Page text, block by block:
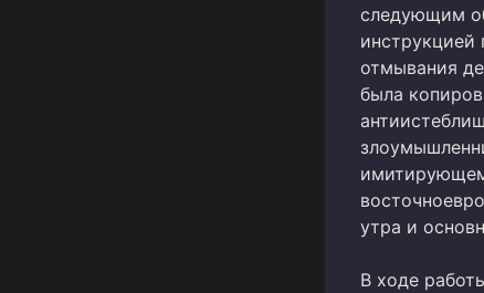
следующим
инструкцией
отмывания
была
утра и
В ходе